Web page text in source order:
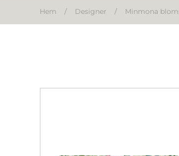
Hem / Designer / Minmona